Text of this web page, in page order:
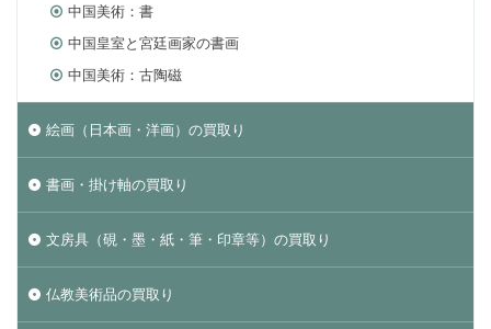
中国美術：書
中国皇室と宮廷画家の書画
中国美術：古陶磁
絵画（日本画・洋画）の買取り
書画・掛け軸の買取り
文房具（硯・墨・紙・筆・印章等）の買取り
仏教美術品の買取り